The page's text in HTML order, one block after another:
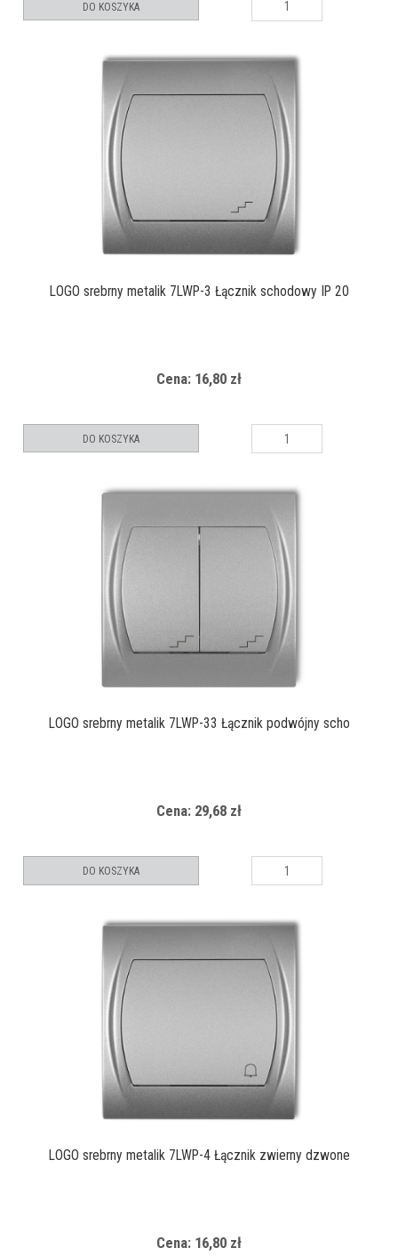
DO KOSZYKA
LOGO srebrny metalik 7LWP-3 Łącznik schodowy IP 20
Cena: 16,80 zł
DO KOSZYKA
LOGO srebrny metalik 7LWP-33 Łącznik podwójny scho
Cena: 29,68 zł
DO KOSZYKA
LOGO srebrny metalik 7LWP-4 Łącznik zwierny dzwone
Cena: 16,80 zł